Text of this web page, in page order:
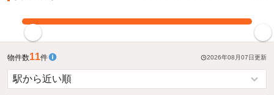
物件数11件 2026年08月07日更新